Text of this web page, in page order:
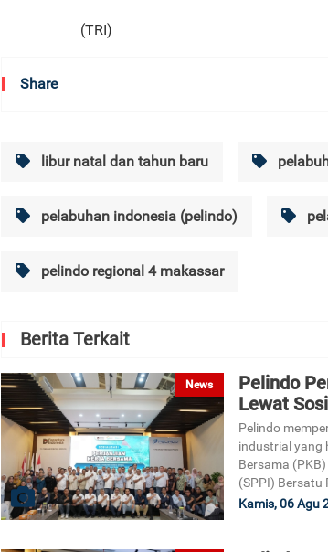
(TRI)
Share
libur natal dan tahun baru
pelabuhan indonesia (pelindo)
pelindo regional 4 makassar
Berita Terkait
News
Pelindo
Lewat
Pelindo
industrial yang
Bersama
(SPPI) Bersatu
Kamis, 06 Agu